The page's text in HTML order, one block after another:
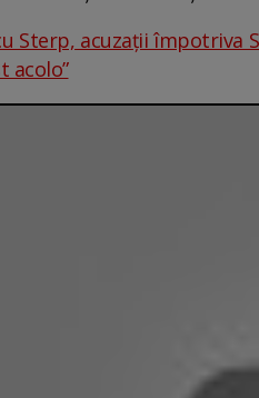
Sterp, acuzații împotriva
acolo”